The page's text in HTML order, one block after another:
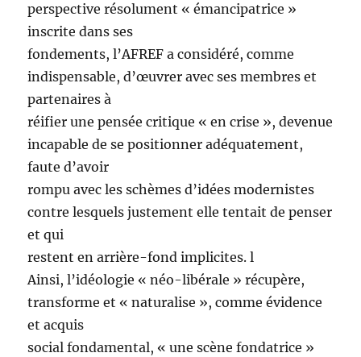
perspective résolument « émancipatrice »
inscrite dans ses
fondements, l’AFREF a considéré, comme
indispensable, d’œuvrer avec ses membres et
partenaires à
réifier une pensée critique « en crise », devenue
incapable de se positionner adéquatement,
faute d’avoir
rompu avec les schèmes d’idées modernistes
contre lesquels justement elle tentait de penser
et qui
restent en arrière-fond implicites. l
Ainsi, l’idéologie « néo-libérale » récupère,
transforme et « naturalise », comme évidence
et acquis
social fondamental, « une scène fondatrice »